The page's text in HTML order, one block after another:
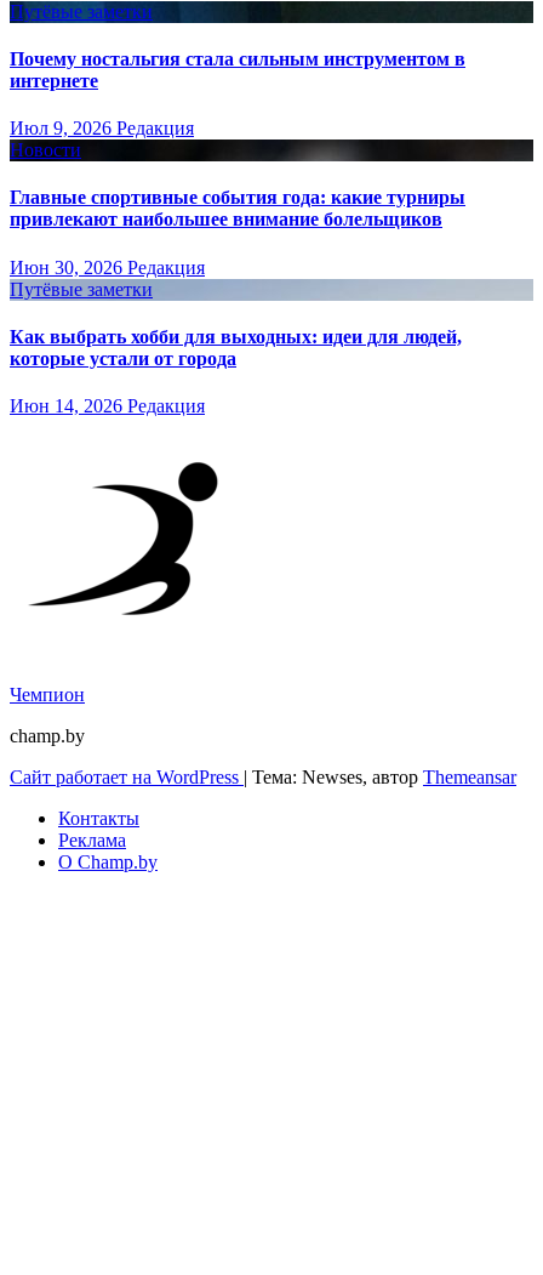
Путёвые заметки
Почему ностальгия стала сильным инструментом в
интернете
Июл 9, 2026 Редакция
Новости
Главные спортивные события года: какие турниры
привлекают наибольшее внимание болельщиков
Июн 30, 2026 Редакция
Путёвые заметки
Как выбрать хобби для выходных: идеи для людей,
которые устали от города
Июн 14, 2026 Редакция
Чемпион
champ.by
Сайт работает на WordPress | Тема: Newses, автор Themeansar
Контакты
Реклама
О Champ.by